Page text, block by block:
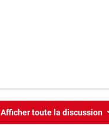
Afficher toute la discussion